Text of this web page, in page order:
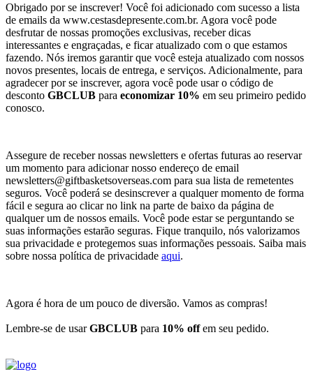
Obrigado por se inscrever! Você foi adicionado com sucesso a lista
de emails da www.cestasdepresente.com.br. Agora você pode
desfrutar de nossas promoções exclusivas, receber dicas
interessantes e engraçadas, e ficar atualizado com o que estamos
fazendo. Nós iremos garantir que você esteja atualizado com nossos
novos presentes, locais de entrega, e serviços. Adicionalmente, para
agradecer por se inscrever, agora você pode usar o código de
desconto GBCLUB para economizar 10% em seu primeiro pedido
conosco.
Assegure de receber nossas newsletters e ofertas futuras ao reservar
um momento para adicionar nosso endereço de email
newsletters@giftbasketsoverseas.com para sua lista de remetentes
seguros. Você poderá se desinscrever a qualquer momento de forma
fácil e segura ao clicar no link na parte de baixo da página de
qualquer um de nossos emails. Você pode estar se perguntando se
suas informações estarão seguras. Fique tranquilo, nós valorizamos
sua privacidade e protegemos suas informações pessoais. Saiba mais
sobre nossa política de privacidade aqui.
Agora é hora de um pouco de diversão. Vamos as compras!
Lembre-se de usarGBCLUB para 10% offem seu pedido.